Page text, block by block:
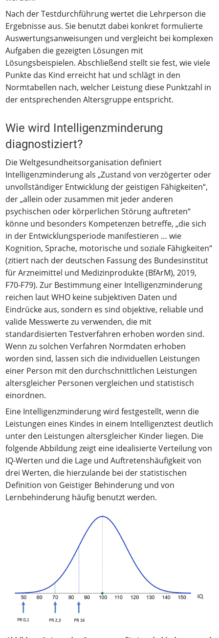
Nach der Testdurchführung wertet die Lehrperson die
Ergebnisse aus. Sie benutzt dabei konkret formulierte
Auswertungsanweisungen und vergleicht bei komplexen
Aufgaben die gezeigten Lösungen mit
Lösungsbeispielen. Abschließend stellt sie fest, wie viele
Punkte das Kind erreicht hat und schlägt in den
Normtabellen nach, welcher Leistung diese Punktzahl in
der entsprechenden Altersgruppe entspricht.
Wie wird Intelligenzminderung
diagnostiziert?
Die Weltgesundheitsorganisation definiert
Intelligenzminderung als „Zustand von verzögerter oder
unvollständiger Entwicklung der geistigen Fähigkeiten“,
der „allein oder zusammen mit jeder anderen
psychischen oder körperlichen Störung auftreten“
könne und besonders Kompetenzen betreffe, „die sich
in der Entwicklungsperiode manifestieren … wie
Kognition, Sprache, motorische und soziale Fähigkeiten“
(zitiert nach der deutschen Fassung des Bundesinstitut
für Arzneimittel und Medizinprodukte (BfArM), 2019,
F70-F79). Zur Bestimmung einer Intelligenzminderung
reichen laut WHO keine subjektiven Daten und
Eindrücke aus, sondern es sind objektive, reliable und
valide Messwerte zu verwenden, die mit
standardisierten Testverfahren erhoben worden sind.
Wenn zu solchen Verfahren Normdaten erhoben
worden sind, lassen sich die individuellen Leistungen
einer Person mit den durchschnittlichen Leistungen
altersgleicher Personen vergleichen und statistisch
einordnen.
Eine Intelligenzminderung wird festgestellt, wenn die
Leistungen eines Kindes in einem Intelligenztest deutlich
unter den Leistungen altersgleicher Kinder liegen. Die
folgende Abbildung zeigt eine idealisierte Verteilung von
IQ-Werten und die Lage und Auftretenshäufigkeit von
drei Werten, die hierzulande bei der statistischen
Definition von Geistiger Behinderung und von
Lernbehinderung häufig benutzt werden.